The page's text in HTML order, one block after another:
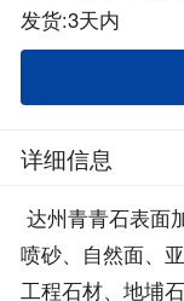
发货:3天内
详细信息
达州青青石表面
喷砂、自然面、
工程石材、地埔